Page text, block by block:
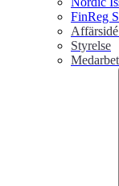
FinReg
Styrelse